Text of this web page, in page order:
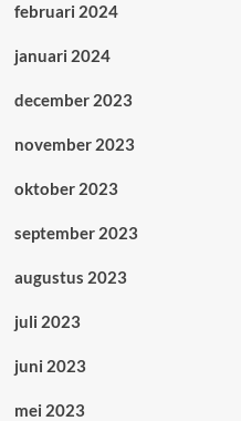
februari 2024
januari 2024
december 2023
november 2023
oktober 2023
september 2023
augustus 2023
juli 2023
juni 2023
mei 2023